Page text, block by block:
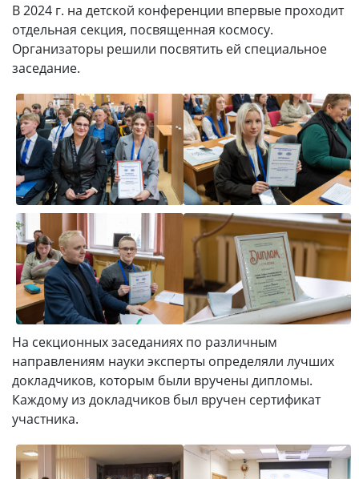
В 2024 г. на детской конференции впервые проходит
отдельная секция, посвященная космосу.
Организаторы решили посвятить ей специальное
заседание.
На секционных заседаниях по различным
направлениям науки эксперты определяли лучших
докладчиков, которым были вручены дипломы.
Каждому из докладчиков был вручен сертификат
участника.